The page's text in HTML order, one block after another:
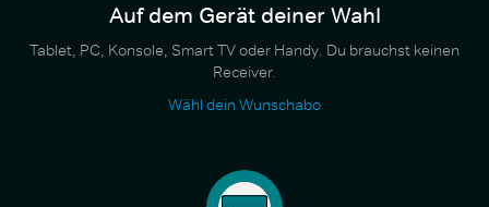
Auf dem Gerät deiner Wahl
Tablet, PC, Konsole, Smart TV oder Handy. Du brauchst keinen
Receiver.
Wähl dein Wunschabo